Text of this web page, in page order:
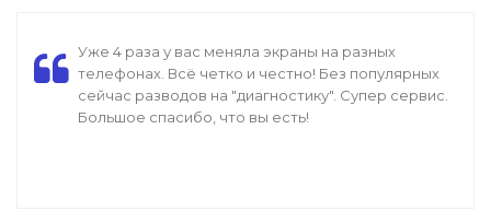
Уже 4 раза у вас меняла экраны на разных
телефонах. Всё четко и честно! Без популярных
сейчас разводов на "диагностику". Супер сервис.
Большое спасибо, что вы есть!